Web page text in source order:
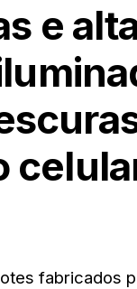
e
fabricados